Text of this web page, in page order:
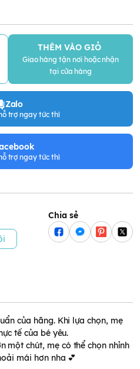
THÊM VÀO GIỎ
Giao hàng tận nơi hoặc nhận
tại cửa hàng
Zalo
trợ ngay tức thì
trợ ngay tức thì
Chia sẻ
của hãng. Khi lựa chọn, mẹ
tế của bé yêu.
một chút, mẹ có thể chọn nhỉnh
mái hơn nha 💕